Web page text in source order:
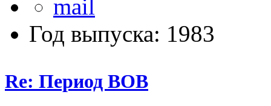
Год выпуска: 1983
Re: Период ВОВ